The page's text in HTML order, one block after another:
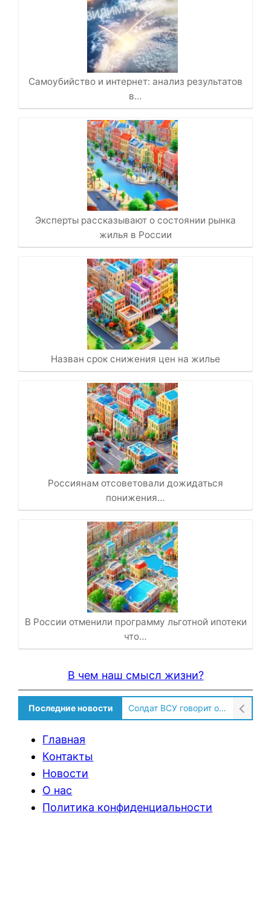
Самоубийство и интернет: анализ результатов
в…
Эксперты рассказывают о состоянии рынка
жилья в России
Назван срок снижения цен на жилье
Россиянам отсоветовали дожидаться
понижения…
В России отменили программу льготной ипотеки
что…
В чем наш смысл жизни?
Последние новости Солдат ВСУ говорит о том, чтобы продавали топливо для ремонта техники в Угледаре
Главная
Контакты
Новости
О нас
Политика конфиденциальности